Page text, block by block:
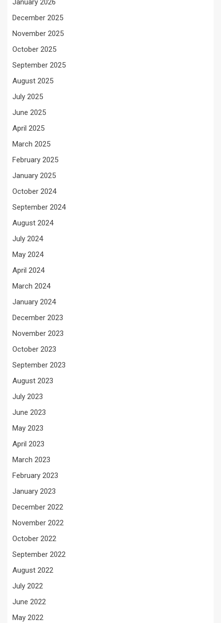
January 2026
December 2025
November 2025
October 2025
September 2025
August 2025
July 2025
June 2025
April 2025
March 2025
February 2025
January 2025
October 2024
September 2024
August 2024
July 2024
May 2024
April 2024
March 2024
January 2024
December 2023
November 2023
October 2023
September 2023
August 2023
July 2023
June 2023
May 2023
April 2023
March 2023
February 2023
January 2023
December 2022
November 2022
October 2022
September 2022
August 2022
July 2022
June 2022
May 2022